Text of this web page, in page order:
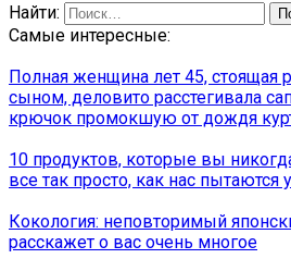
Найти:
Самые интересные:
Полная женщина лет 45, стоящая
сыном, деловито расстегивала
крючок промокшую от дождя
10 продуктов, которые вы
все так просто, как нас пытаются
Кокология: неповторимый
расскажет о вас очень многое